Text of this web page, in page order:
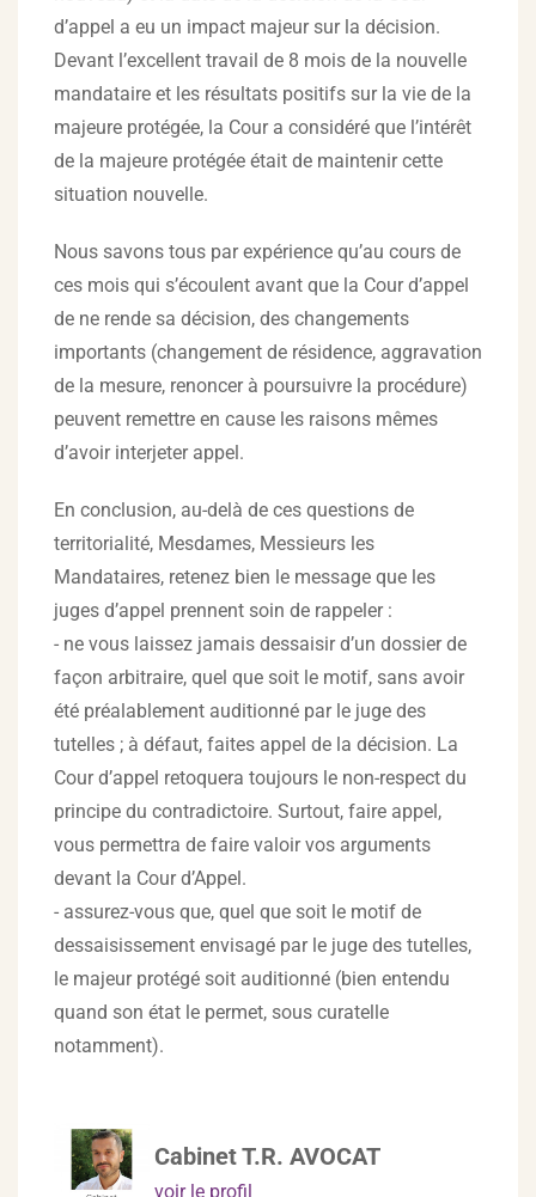
d’appel a eu un impact majeur sur la décision.
Devant l’excellent travail de 8 mois de la nouvelle
mandataire et les résultats positifs sur la vie de la
majeure protégée, la Cour a considéré que l’intérêt
de la majeure protégée était de maintenir cette
situation nouvelle.
Nous savons tous par expérience qu’au cours de
ces mois qui s’écoulent avant que la Cour d’appel
de ne rende sa décision, des changements
importants (changement de résidence, aggravation
de la mesure, renoncer à poursuivre la procédure)
peuvent remettre en cause les raisons mêmes
d’avoir interjeter appel.
En conclusion, au-delà de ces questions de
territorialité, Mesdames, Messieurs les
Mandataires, retenez bien le message que les
juges d’appel prennent soin de rappeler :
- ne vous laissez jamais dessaisir d’un dossier de
façon arbitraire, quel que soit le motif, sans avoir
été préalablement auditionné par le juge des
tutelles ; à défaut, faites appel de la décision. La
Cour d’appel retoquera toujours le non-respect du
principe du contradictoire. Surtout, faire appel,
vous permettra de faire valoir vos arguments
devant la Cour d’Appel.
- assurez-vous que, quel que soit le motif de
dessaisissement envisagé par le juge des tutelles,
le majeur protégé soit auditionné (bien entendu
quand son état le permet, sous curatelle
notamment).
Cabinet T.R. AVOCAT
voir le profil